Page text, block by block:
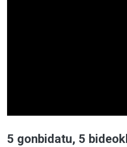
5 gonbidatu, 5